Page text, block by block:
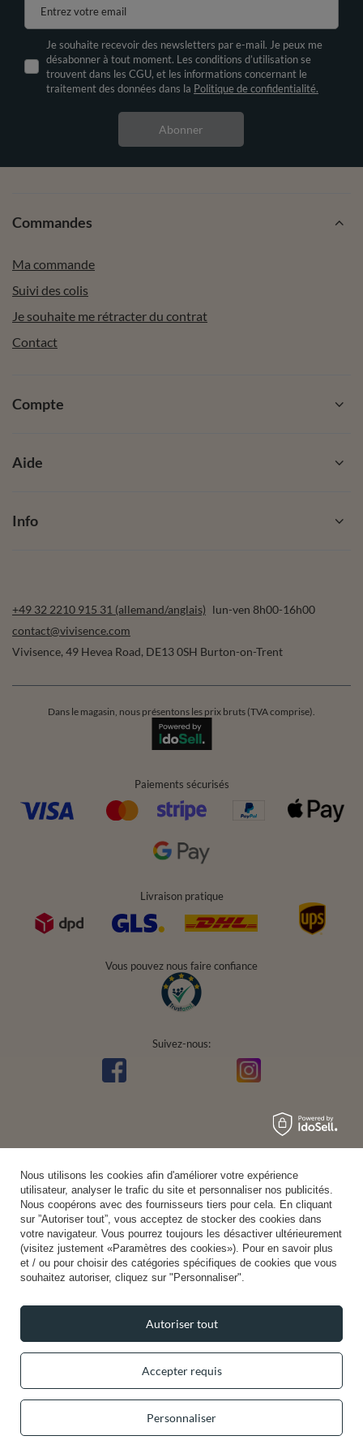
Entrez votre email
Je souhaite recevoir des newsletters par e-mail. Je peux me
désabonner à tout moment. Les conditions d’utilisation se
trouvent dans les CGU, et les informations concernant le
traitement des données dans la Politique de confidentialité.
Abonner
Commandes
Ma commande
Suivi des colis
Je souhaite me rétracter du contrat
Contact
Compte
Aide
Info
+49 32 2210 915 31 (allemand/anglais) lun-ven 8h00-16h00
contact@vivisence.com
Vivisence, 49 Hevea Road, DE13 0SH Burton-on-Trent
Dans le magasin, nous présentons les prix bruts (TVA comprise).
Paiements sécurisés
Livraison pratique
Vous pouvez nous faire confiance
Suivez-nous:
Nous utilisons les cookies afin d'améliorer votre expérience
utilisateur, analyser le trafic du site et personnaliser nos publicités.
Nous coopérons avec des fournisseurs tiers pour cela. En cliquant
sur ”Autoriser tout”, vous acceptez de stocker des cookies dans
votre navigateur. Vous pourrez toujours les désactiver ultérieurement
(visitez justement «Paramètres des cookies»). Pour en savoir plus
et / ou pour choisir des catégories spécifiques de cookies que vous
souhaitez autoriser, cliquez sur "Personnaliser".
Accepter requis
Personnaliser
Autoriser tout